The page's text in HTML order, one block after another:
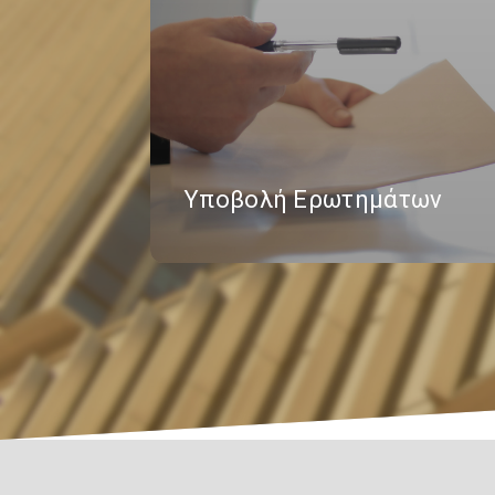
Υποβολή Ερωτημάτων